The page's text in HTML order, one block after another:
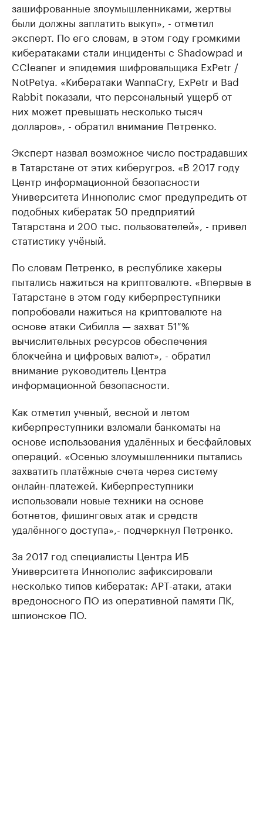
зашифрованные злоумышленниками, жертвы
были должны заплатить выкуп», - отметил
эксперт. По его словам, в этом году громкими
кибератаками стали инциденты с Shadowpad и
CCleaner и эпидемия шифровальщика ExPetr /
NotPetya. «Кибератаки WannaCry, ExPetr и Bad
Rabbit показали, что персональный ущерб от
них может превышать несколько тысяч
долларов», - обратил внимание Петренко.
Эксперт назвал возможное число пострадавших
в Татарстане от этих киберугроз. «В 2017 году
Центр информационной безопасности
Университета Иннополис смог предупредить от
подобных кибератак 50 предприятий
Татарстана и 200 тыс. пользователей», - привел
статистику учёный.
По словам Петренко, в республике хакеры
пытались нажиться на криптовалюте. «Впервые в
Татарстане в этом году киберпреступники
попробовали нажиться на криптовалюте на
основе атаки Сибилла — захват 51 %
вычислительных ресурсов обеспечения
блокчейна и цифровых валют», - обратил
внимание руководитель Центра
информационной безопасности.
Как отметил ученый, весной и летом
киберпреступники взломали банкоматы на
основе использования удалённых и бесфайловых
операций. «Осенью злоумышленники пытались
захватить платёжные счета через систему
онлайн-платежей. Киберпреступники
использовали новые техники на основе
ботнетов, фишинговых атак и средств
удалённого доступа»,- подчеркнул Петренко.
За 2017 год специалисты Центра ИБ
Университета Иннополис зафиксировали
несколько типов кибератак: APT-атаки, атаки
вредоносного ПО из оперативной памяти ПК,
шпионское ПО.